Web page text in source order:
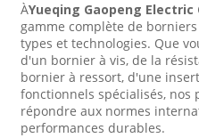
ÀYueqing Gaopeng Electric
gamme complète de
types et technologies. Que
d'un bornier à vis, de la
bornier à ressort, d'une
fonctionnels spécialisés,
répondre aux normes
performances durables.